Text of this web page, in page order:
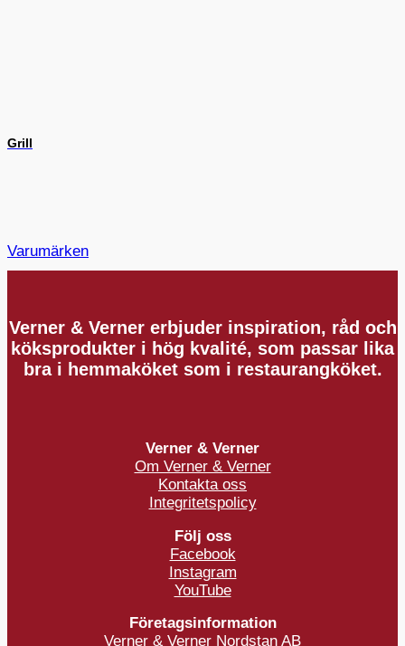
Grill
Varumärken
Verner & Verner erbjuder inspiration, råd och
köksprodukter i hög kvalité, som passar lika
bra i hemmaköket som i restaurangköket.
Verner & Verner
Om Verner & Verner
Kontakta oss
Integritetspolicy
Följ oss
Facebook
Instagram
YouTube
Företagsinformation
Verner & Verner Nordstan AB